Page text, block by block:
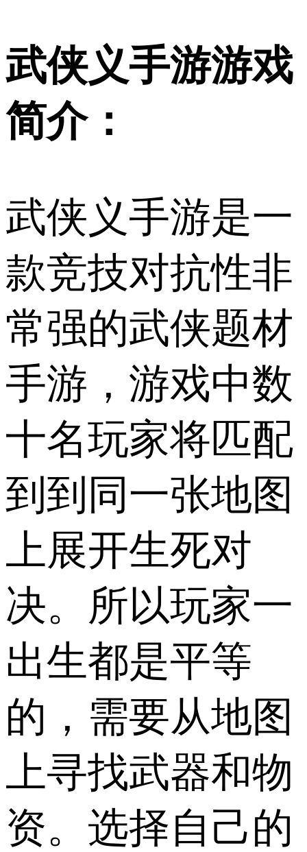
武侠义手游游戏
简介：
武侠义手游是一
款竞技对抗性非
常强的武侠题材
手游，游戏中数
十名玩家将匹配
到到同一张地图
上展开生死对
决。所以玩家一
出生都是平等
的，需要从地图
上寻找武器和物
资。选择自己的